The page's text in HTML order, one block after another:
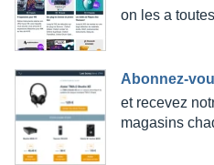
on les a
Abonnez-
et recevez
magasins